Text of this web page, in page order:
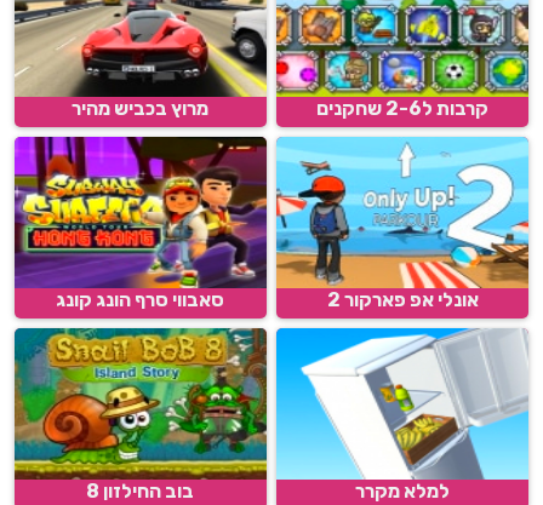
קרבות ל2-6 שחקנים מרוץ בכביש מהיר
אונלי אפ פארקור 2 סאבווי סרף הונג קונג
למלא מקרר בוב החילזון 8